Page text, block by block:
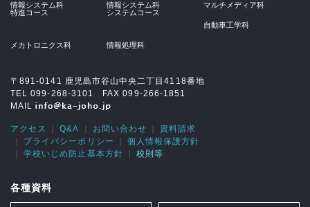
情報システム科
特進コース
情報システム科
システムコース
マルチメディア科
自動車工学科
メカトロニクス科 情報処理科
〒891-0141 鹿児島市谷山中央二丁目4118番地
TEL 099-268-3101 FAX 099-266-1851
MAIL
アクセス Q&A お問い合わせ
資料請求
プライバシーポリシー
個人情報保護方針
学校いじめ防止基本方針
校則等
各種資料